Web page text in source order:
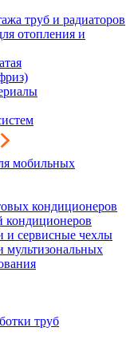
труб и радиаторов
отопления и
мобильных
кондиционеров
кондиционеров
и сервисные чехлы
мультизональных
труб